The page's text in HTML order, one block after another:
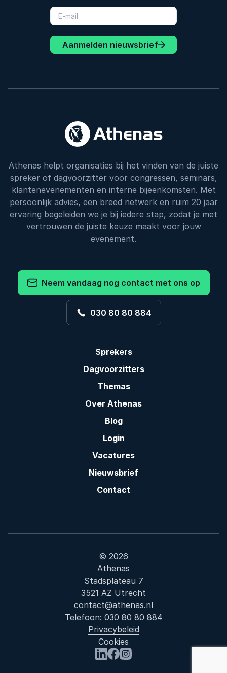
Aanmelden nieuwsbrief
Athenas helpt organisaties bij het vinden van de juiste
spreker of dagvoorzitter voor congressen, seminars,
klantenevenementen en interne bijeenkomsten. Met
persoonlijk advies, een breed netwerk en ruim 20 jaar
ervaring begeleiden we je bij iedere stap, zodat je met
vertrouwen de juiste keuze maakt voor jouw
evenement.
Neem vandaag nog contact met ons op
030 80 80 884
Sprekers
Dagvoorzitters
Themas
Over Athenas
Blog
Login
Vacatures
Nieuwsbrief
Contact
© 2026
Athenas
Stadsplateau 7
3521 AZ Utrecht
contact@athenas.nl
Telefoon: 030 80 80 884
Privacybeleid
Cookies